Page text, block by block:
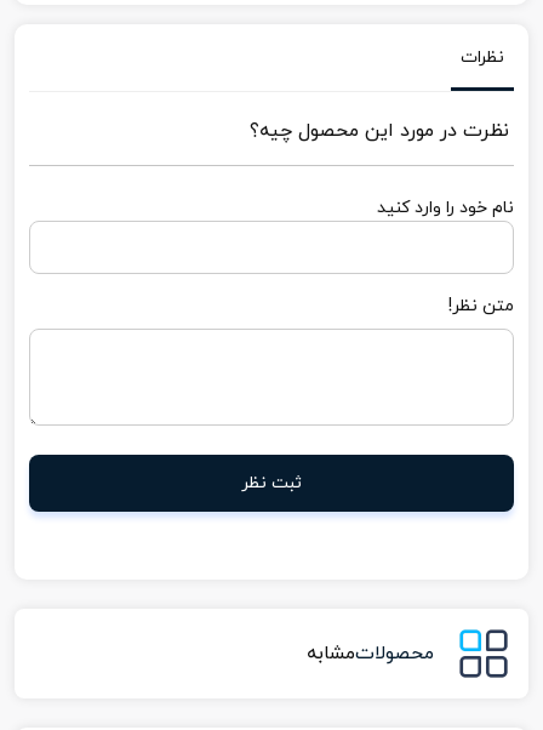
نظرات
نظرت در مورد این محصول چیه؟
نام خود را وارد کنید
متن نظر!
ثبت نظر
محصولاتمشابه